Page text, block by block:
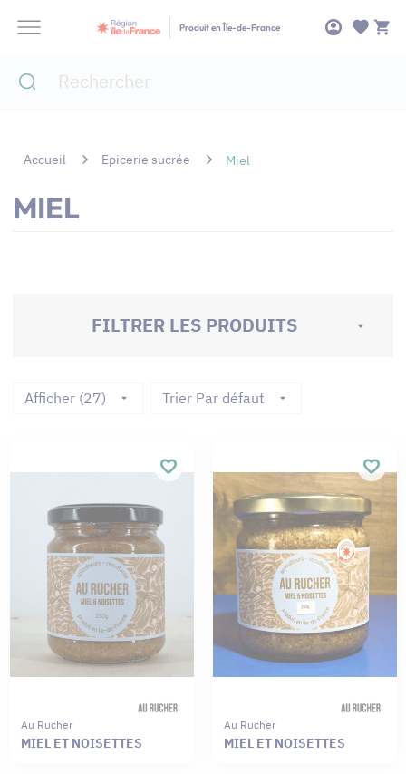
Produit en Île-de-France
Accueil Epicerie sucrée Miel
MIEL
FILTRER LES PRODUITS
Afficher (27) Trier Par défaut
Au Rucher
MIEL ET NOISETTES
Au Rucher
MIEL ET NOISETTES